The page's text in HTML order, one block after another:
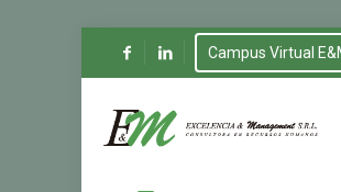
Campus Virtual